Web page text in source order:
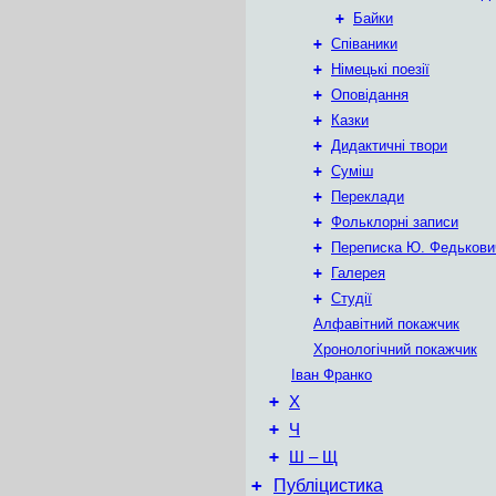
+
Байки
+ Співаники
+
Німецькі поезії
+ Оповідання
+
Казки
+ Дидактичні твори
+ Суміш
+
Переклади
+ Фольклорні записи
+
Переписка Ю.
+
Галерея
+ Студії
Алфавітний покажчик
Хронологічний покажчик
Іван Франко
+ Х
+ Ч
+ Ш – Щ
+ Публіцистика